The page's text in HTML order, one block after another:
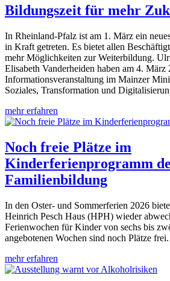
Bildungszeit für mehr
In Rheinland-Pfalz ist am 1. März ein
in Kraft getreten. Es bietet allen
mehr Möglichkeiten zur Weiterbildung.
Elisabeth Vanderheiden haben am 4. März
Informationsveranstaltung im Mainzer
Soziales, Transformation und
mehr erfahren
Noch freie Plätze im
Kinderferienprogramm
Familienbildung
In den Oster- und Sommerferien 2026
Heinrich Pesch Haus (HPH) wieder
Ferienwochen für Kinder von sechs bis
angebotenen Wochen sind noch Plätze frei.
mehr erfahren